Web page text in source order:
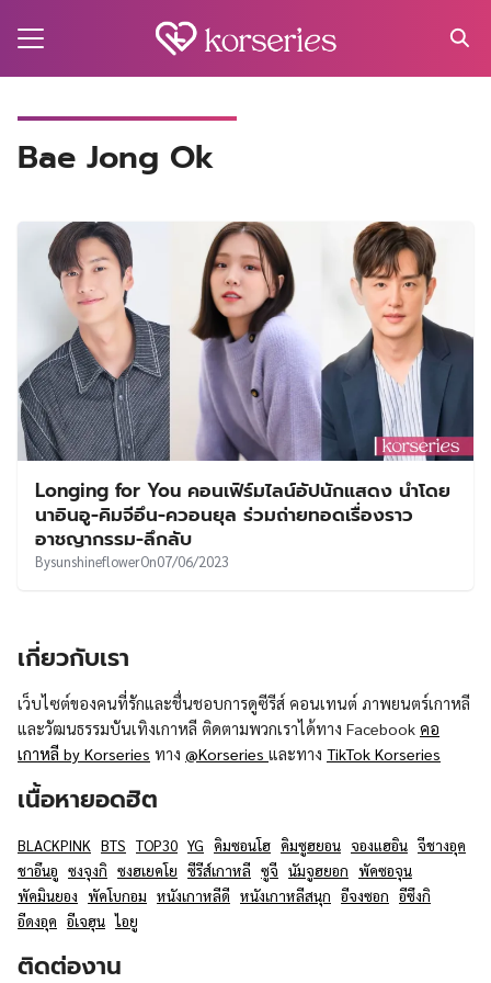
Bae Jong Ok
Longing for You คอนเฟิร์มไลน์อัปนักแสดง นำโดย
นาอินอู-คิมจีอึน-ควอนยุล ร่วมถ่ายทอดเรื่องราว
อาชญากรรม-ลึกลับ
BysunshineflowerOn07/06/2023
เกี่ยวกับเรา
เว็บไซต์ของคนที่รักและชื่นชอบการดูซีรีส์ คอนเทนต์ ภาพยนตร์เกาหลี
และวัฒนธรรมบันเทิงเกาหลี ติดตามพวกเราได้ทาง Facebook คอ
เกาหลี by Korseries ทาง @Korseries และทาง TikTok Korseries
เนื้อหายอดฮิต
BLACKPINK BTS TOP30 YG คิมซอนโฮ คิมซูฮยอน จองแฮอิน จีชางอุค
ชาอึนอู ซงจุงกิ ซงฮเยคโย ซีรีส์เกาหลี ซูจี นัมจูฮยอก พัคซอจุน
พัคมินยอง พัคโบกอม หนังเกาหลีดี หนังเกาหลีสนุก อีจงซอก อีซึงกิ
อีดงอุค อีเจฮุน ไอยู
ติดต่องาน